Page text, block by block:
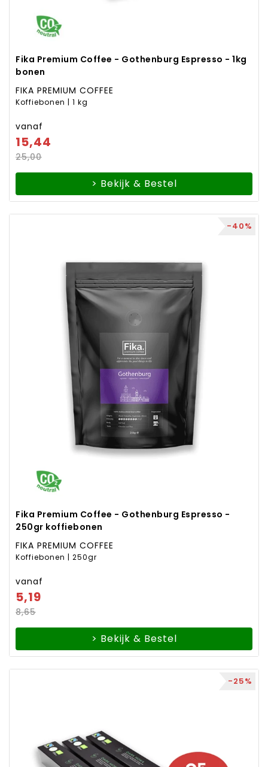
Fika Premium Coffee - Gothenburg Espresso - 1kg
bonen
FIKA PREMIUM COFFEE
Koffiebonen | 1 kg
vanaf
15,44
25,00
> Bekijk & Bestel
-40%
Fika Premium Coffee - Gothenburg Espresso -
250gr koffiebonen
FIKA PREMIUM COFFEE
Koffiebonen | 250gr
vanaf
5,19
8,65
> Bekijk & Bestel
-25%